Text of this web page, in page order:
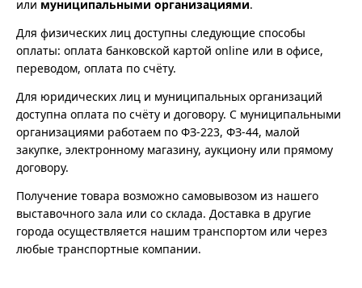
или муниципальными организациями.
Для физических лиц доступны следующие способы
оплаты: оплата банковской картой online или в офисе,
переводом, оплата по счёту.
Для юридических лиц и муниципальных организаций
доступна оплата по счёту и договору. С муниципальными
организациями работаем по ФЗ-223, ФЗ-44, малой
закупке, электронному магазину, аукциону или прямому
договору.
Получение товара возможно самовывозом из нашего
выставочного зала или со склада. Доставка в другие
города осуществляется нашим транспортом или через
любые транспортные компании.